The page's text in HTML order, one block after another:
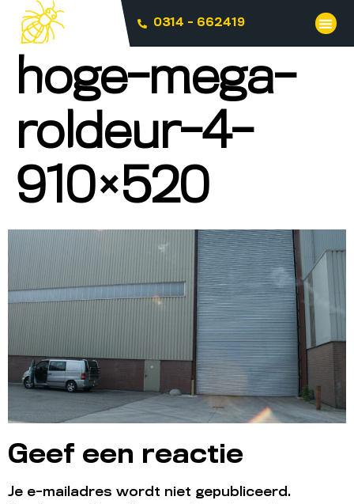
0314 - 662419
hoge-mega-
roldeur-4-
910×520
Geef een reactie
Je e-mailadres wordt niet gepubliceerd.